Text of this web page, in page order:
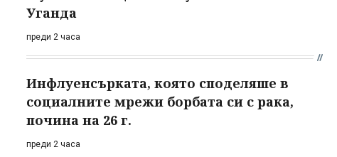
Уганда
преди 2 часа
Инфлуенсърката, която споделяше в
социалните мрежи борбата си с рака,
почина на 26 г.
преди 2 часа